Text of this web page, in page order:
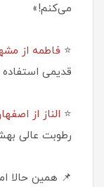
می‌کنم!»
⭐ فاطمه از
قدیمی استفاده
⭐ الناز از
رطوبت عالی
📌 همین حالا